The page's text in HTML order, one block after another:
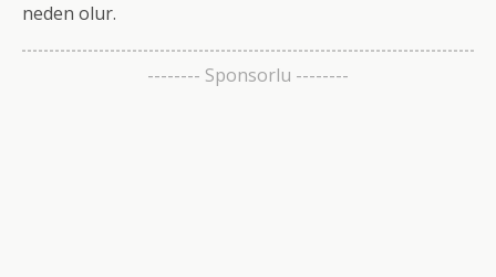
neden olur.
-------- Sponsorlu --------